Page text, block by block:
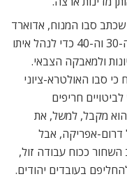
סבו המנוח, אדוארד
מוראנד, ב’ג’ואיש רוויו’ הניו-יורקי בשנות ה-30 וה-40 כדי לנהל איתו
ולמאבקה הצבאי.
סבו האולטרא-ציוני
חריפים
הוא מקבל, למשל, את
דרום-אפריקה, אבל
ככוח עבודה זול,
בעובדים יהודים.